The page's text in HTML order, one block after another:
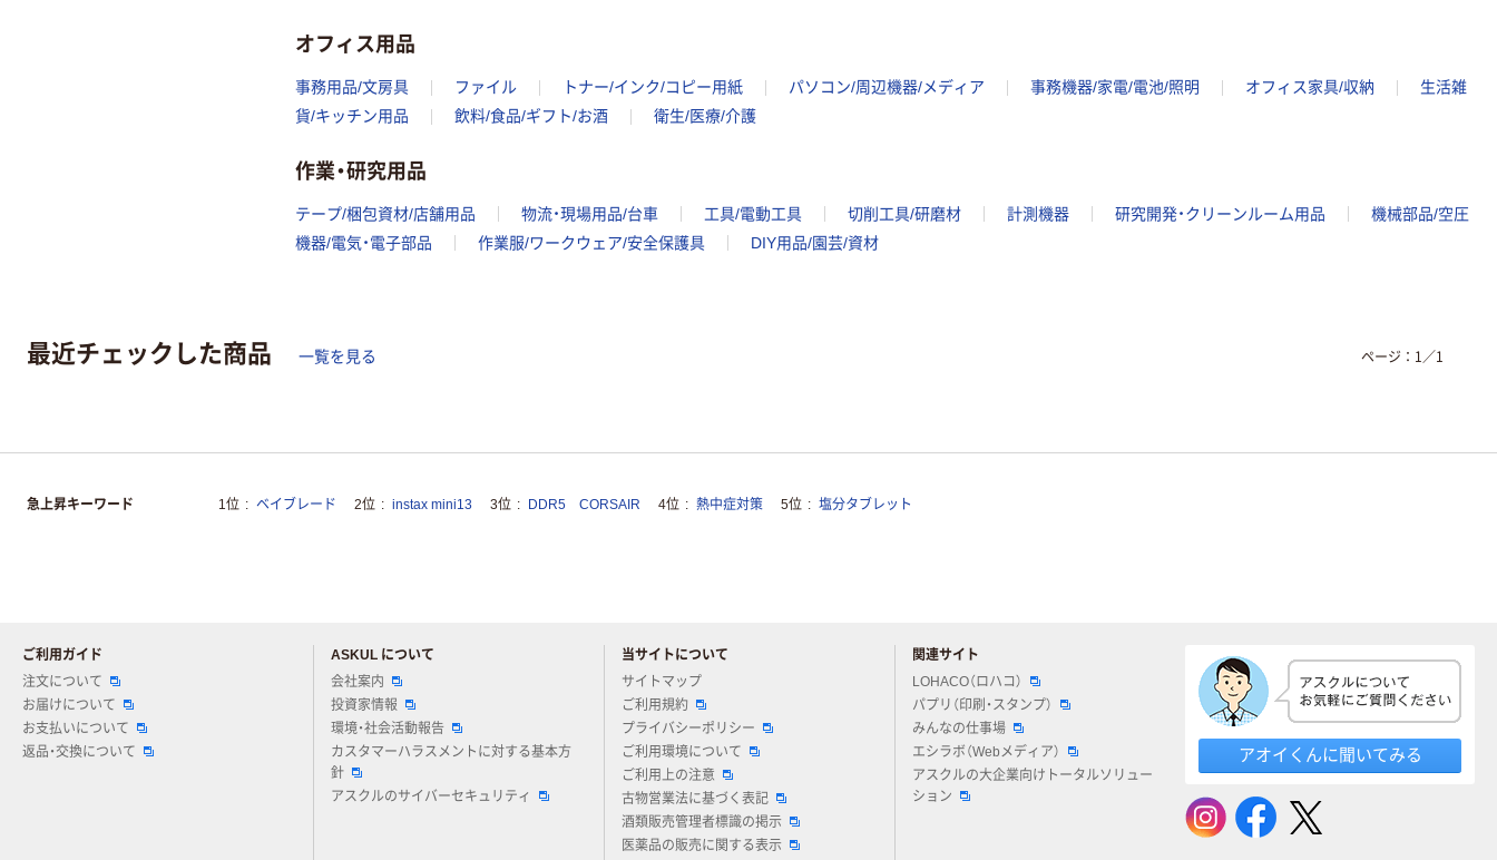
オフィス用品
事務用品/文房具 ファイル トナー/インク/コピー用紙 パソコン/周辺機器/メディア 事務機器/家電/電池/照明 オフィス家具/収納
生活雑
貨/キッチン用品
飲料/食品/ギフト/お酒 衛生/医療/介護
作業・研究用品
テープ/梱包資材/店舗用品 物流・現場用品/台車 工具/電動工具 切削工具/研磨材 計測機器 研究開発・クリーンルーム用品
機械部品/空圧
機器/電気・電子部品
作業服/ワークウェア/安全保護具 DIY用品/園芸/資材
最近チェックした商品 一覧を見る ページ： 1 ／1
急上昇キーワード 1位 ベイブレード 2位 instax mini13 3位 DDR5 CORSAIR 4位 熱中症対策 5位 塩分タブレット
ご利用ガイド
注文について
お届けについて
お支払いについて
返品・交換について
ASKUL について
会社案内
投資家情報
環境・社会活動報告
カスタマーハラスメントに対する基本方
針
アスクルのサイバーセキュリティ
当サイトについて
サイトマップ
ご利用規約
プライバシーポリシー
ご利用環境について
ご利用上の注意
古物営業法に基づく表記
酒類販売管理者標識の掲示
医薬品の販売に関する表示
関連サイト
LOHACO（ロハコ）
パプリ（印刷・スタンプ）
みんなの仕事場
エシラボ（Webメディア）
アスクルの大企業向けトータルソリュー
ション
アオイくんに聞いてみる